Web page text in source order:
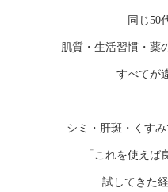
同じ50
肌質・生活習慣・薬
すべてが
シミ・肝斑・くす
「これを使えば
試してきた